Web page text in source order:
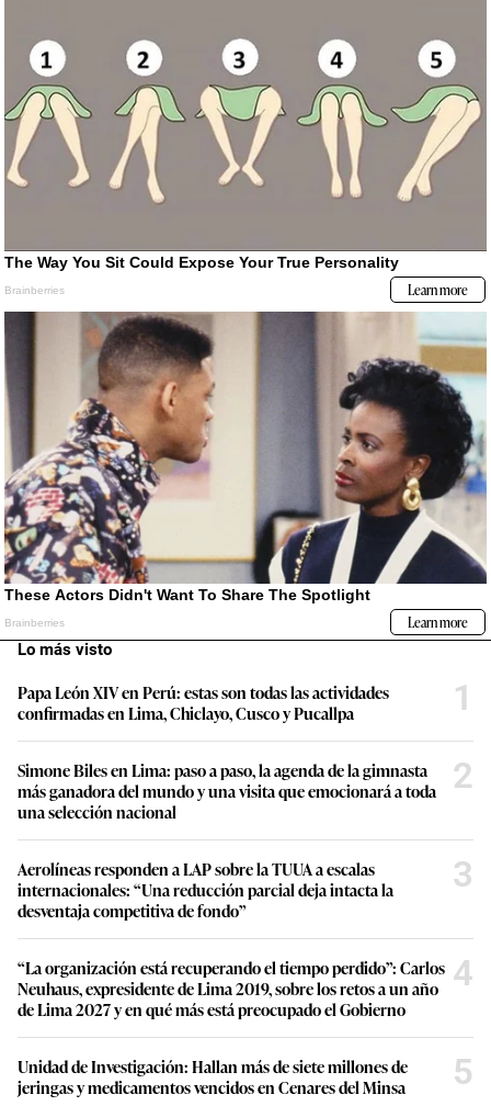
Lo más visto
Papa León XIV en Perú: estas son todas las actividades
confirmadas en Lima, Chiclayo, Cusco y Pucallpa
1
Simone Biles en Lima: paso a paso, la agenda de la gimnasta
más ganadora del mundo y una visita que emocionará a toda
una selección nacional
2
Aerolíneas responden a LAP sobre la TUUA a escalas
internacionales: “Una reducción parcial deja intacta la
desventaja competitiva de fondo”
3
“La organización está recuperando el tiempo perdido”: Carlos
Neuhaus, expresidente de Lima 2019, sobre los retos a un año
de Lima 2027 y en qué más está preocupado el Gobierno
4
Unidad de Investigación: Hallan más de siete millones de
jeringas y medicamentos vencidos en Cenares del Minsa
5